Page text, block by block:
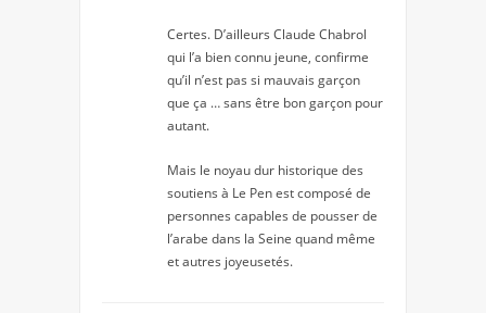
Certes. D’ailleurs Claude Chabrol
qui l’a bien connu jeune, confirme
qu’il n’est pas si mauvais garçon
que ça … sans être bon garçon pour
autant.
Mais le noyau dur historique des
soutiens à Le Pen est composé de
personnes capables de pousser de
l’arabe dans la Seine quand même
et autres joyeusetés.